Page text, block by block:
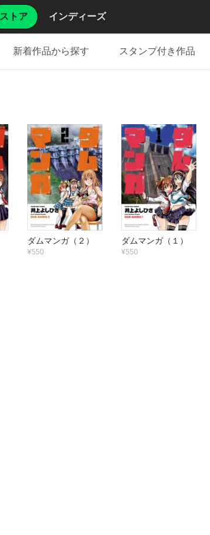
ストア インディーズ
新着作品から探す スタンプ付き作品
ダムマンガ（２）
¥550
ダムマンガ（１）
¥550